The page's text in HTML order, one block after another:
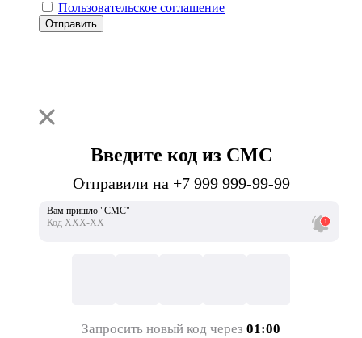
Пользовательское соглашение
Отправить
Введите код из СМС
Отправили на +7 999 999-99-99
Вам пришло "СМС"
Код ХХХ-ХХ
Запросить новый код через 01:00